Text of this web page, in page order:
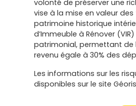
volonté de préserver une
vise à la mise en valeur
patrimoine historique
d’Immeuble à Rénover
patrimonial, permettant de
revenu égale à 30% des
Les informations sur les
disponibles sur le site